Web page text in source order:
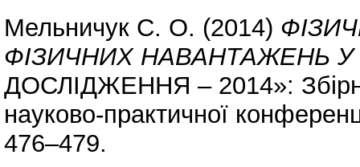
Мельничук С. О. (2014)
ФІЗИЧНИХ НАВАНТАЖЕНЬ У
ДОСЛІДЖЕННЯ – 2014»:
науково-практичної
476–479.